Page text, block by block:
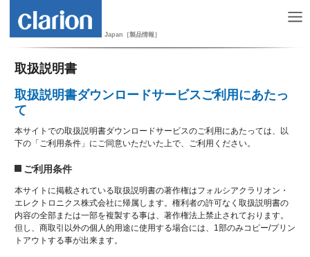
Japan［製品情報］
取扱説明書
取扱説明書ダウンロードサービスご利用にあたっ
て
本サイトでの取扱説明書ダウンロードサービスのご利用にあたっては、以
下の「ご利用条件」にご同意いただいた上で、ご利用ください。
ご利用条件
本サイトに掲載されている取扱説明書の著作権はフォルシアクラリオン・
エレクトロニクス株式会社に帰属します。権利者の許可なく取扱説明書の
内容の全部または一部を複製する事は、著作権法上禁止されております。
但し、商取引以外の個人的用途に使用する場合には、1部のみコピー/プリン
トアウトする事が出来ます。